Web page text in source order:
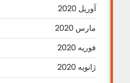
آوریل 2020
مارس 2020
فوریه 2020
ژانویه 2020